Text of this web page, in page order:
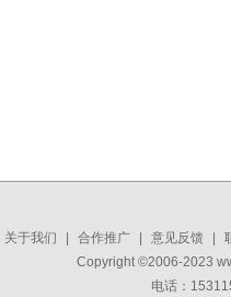
关于我们 合作推广 意见反馈
Copyright ©2006-2023
电话：